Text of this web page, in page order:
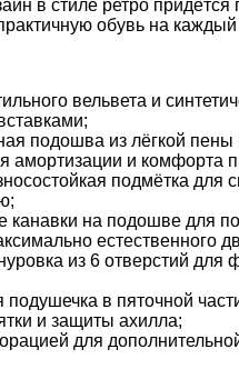
в стиле ретро придётся
обувь на
вельвета и
подошва из лёгкой пены
амортизации и комфорта
подмётка для
канавки на подошве для
естественного
из 6 отверстий для
в пяточной
и защиты ахилла;
для